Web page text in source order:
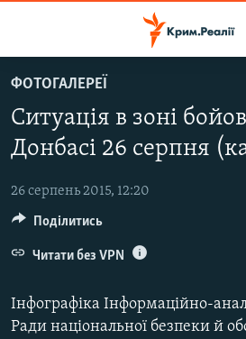
до
основного
матеріалу
Перейти
до
навігації
Перейти
пошуку
ВОДА.КРИМ
ВІДЕО ТА ФОТО
ПОЛІТИКА
БЛОГИ
ПОГЛЯД
ВСЕ ЗА ДЕНЬ
ФОТОГАЛЕРЕЇ
Ситуація в зоні
Донбасі 26 серпня
26 серпень 2015, 12:20
Інфографіка Інформаційно-
Ради національної безпеки й
Поділитись
Читати без VPN